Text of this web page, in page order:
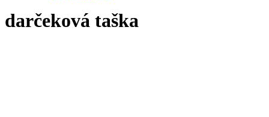
darčeková taška